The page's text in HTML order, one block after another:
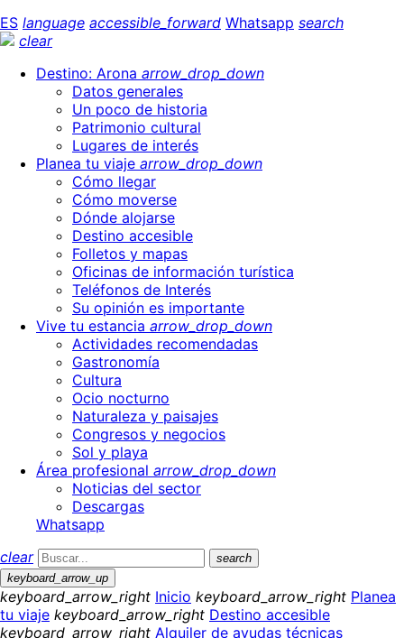
ES language accessible_forward Whatsapp search
clear
Destino: Arona arrow_drop_down
Datos generales
Un poco de historia
Patrimonio cultural
Lugares de interés
Planea tu viaje arrow_drop_down
Cómo llegar
Cómo moverse
Dónde alojarse
Destino accesible
Folletos y mapas
Oficinas de información turística
Teléfonos de Interés
Su opinión es importante
Vive tu estancia arrow_drop_down
Actividades recomendadas
Gastronomía
Cultura
Ocio nocturno
Naturaleza y paisajes
Congresos y negocios
Sol y playa
Área profesional arrow_drop_down
Noticias del sector
Descargas
Whatsapp
clear
search
keyboard_arrow_up
keyboard_arrow_right Inicio keyboard_arrow_right Planea
tu viaje keyboard_arrow_right Destino accesible
keyboard_arrow_right Alquiler de ayudas técnicas